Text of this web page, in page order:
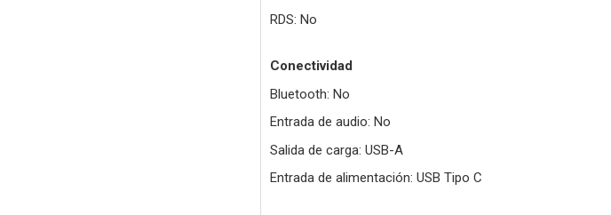
RDS: No
Conectividad
Bluetooth: No
Entrada de audio: No
Salida de carga: USB-A
Entrada de alimentación: USB Tipo C